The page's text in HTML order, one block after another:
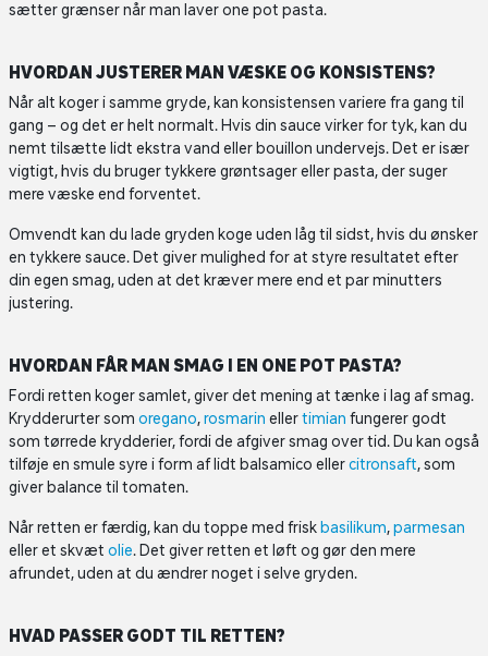
sætter grænser når man laver one pot pasta.
HVORDAN JUSTERER MAN VÆSKE OG KONSISTENS?
Når alt koger i samme gryde, kan konsistensen variere fra gang til
gang – og det er helt normalt. Hvis din sauce virker for tyk, kan du
nemt tilsætte lidt ekstra vand eller bouillon undervejs. Det er især
vigtigt, hvis du bruger tykkere grøntsager eller pasta, der suger
mere væske end forventet.
Omvendt kan du lade gryden koge uden låg til sidst, hvis du ønsker
en tykkere sauce. Det giver mulighed for at styre resultatet efter
din egen smag, uden at det kræver mere end et par minutters
justering.
HVORDAN FÅR MAN SMAG I EN ONE POT PASTA?
Fordi retten koger samlet, giver det mening at tænke i lag af smag.
Krydderurter som oregano,rosmarin ellertimian fungerer godt
som tørrede krydderier, fordi de afgiver smag over tid. Du kan også
tilføje en smule syre i form af lidt balsamico ellercitronsaft, som
giver balance til tomaten.
Når retten er færdig, kan du toppe med frisk basilikum,parmesan
eller et skvæt olie. Det giver retten et løft og gør den mere
afrundet, uden at du ændrer noget i selve gryden.
HVAD PASSER GODT TIL RETTEN?